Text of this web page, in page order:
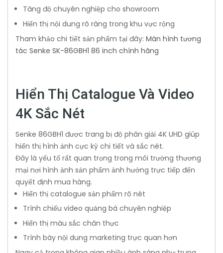
Tăng độ chuyên nghiệp cho showroom
Hiển thị nội dung rõ ràng trong khu vực rộng
Tham khảo chi tiết sản phẩm tại đây: Màn hình tương
tác Senke SK-86GBH1 86 inch chính hãng
Hiển Thị Catalogue Và Video
4K Sắc Nét
Senke 86GBH1 được trang bị độ phân giải 4K UHD giúp
hiển thị hình ảnh cực kỳ chi tiết và sắc nét.
Đây là yếu tố rất quan trọng trong môi trường thương
mại nơi hình ảnh sản phẩm ảnh hưởng trực tiếp đến
quyết định mua hàng.
Hiển thị catalogue sản phẩm rõ nét
Trình chiếu video quảng bá chuyên nghiệp
Hiển thị màu sắc chân thực
Trình bày nội dung marketing trực quan hơn